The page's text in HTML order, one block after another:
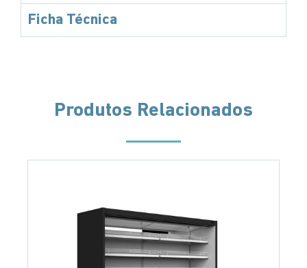
Ficha Técnica
Produtos Relacionados